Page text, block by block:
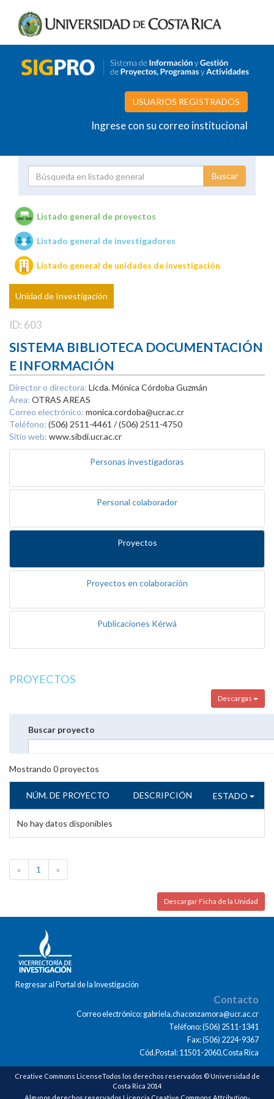
USUARIOS REGISTRADOS
Ingrese con su correo institucional
Unidades de investigación
Listado general de proyectos
Listado general de investigadores
Listado general de unidades de investigación
Unidad de Investigación
ID: 603
SISTEMA BIBLIOTECA DOCUMENTACIÓN
E INFORMACIÓN
Director o directora: Licda. Mónica Córdoba Guzmán
Área: OTRAS AREAS
Correo electrónico: monica.cordoba@ucr.ac.cr
Teléfono: (506) 2511-4461 / (506) 2511-4750
Sitio web: www.sibdi.ucr.ac.cr
Personas investigadoras
Personal colaborador
Proyectos
Proyectos en colaboración
Publicaciones Kérwá
PROYECTOS
Descargas
Buscar proyecto
Mostrando 0proyectos
NÚM. DE PROYECTO DESCRIPCIÓN ESTADO
No hay datos disponibles
« 1 »
Descargar Ficha de la Unidad
Regresar al Portal de la Investigación
Contacto
Correo electrónico: gabriela.chaconzamora@ucr.ac.cr
Teléfono: (506) 2511-1341
Fax: (506) 2224-9367
Cód.Postal: 11501-2060,Costa Rica
Creative Commons LicenseTodos los derechos reservados © Universidad de
Costa Rica 2014